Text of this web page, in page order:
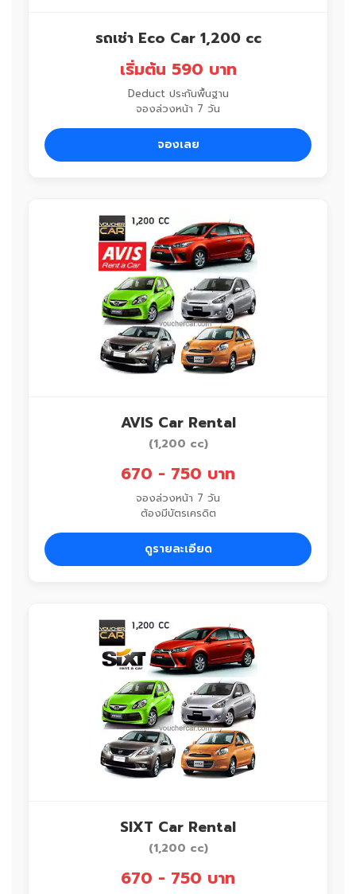
รถเช่า Eco Car 1,200 cc
เริ่มต้น 590 บาท
Deduct ประกันพื้นฐาน
จองล่วงหน้า 7 วัน
จองเลย
AVIS Car Rental
(1,200 cc)
670 - 750 บาท
จองล่วงหน้า 7 วัน
ต้องมีบัตรเครดิต
ดูรายละเอียด
SIXT Car Rental
(1,200 cc)
670 - 750 บาท